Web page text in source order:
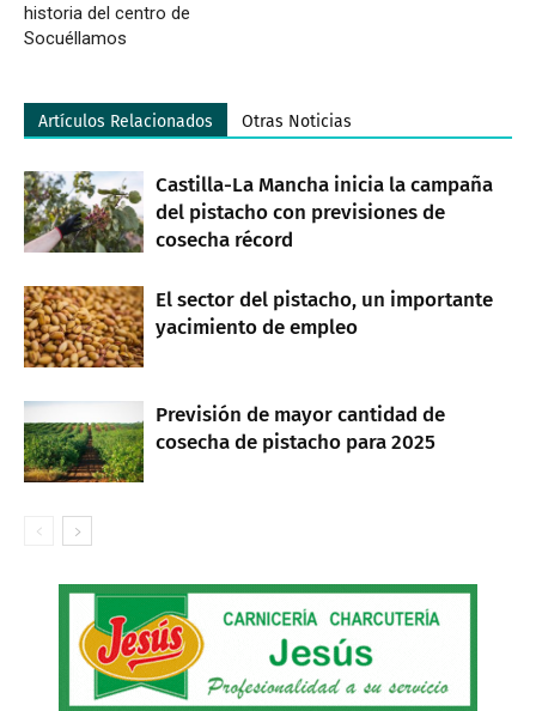
historia del centro de
Socuéllamos
Artículos Relacionados Otras Noticias
Castilla-La Mancha inicia la campaña
del pistacho con previsiones de
cosecha récord
El sector del pistacho, un importante
yacimiento de empleo
Previsión de mayor cantidad de
cosecha de pistacho para 2025